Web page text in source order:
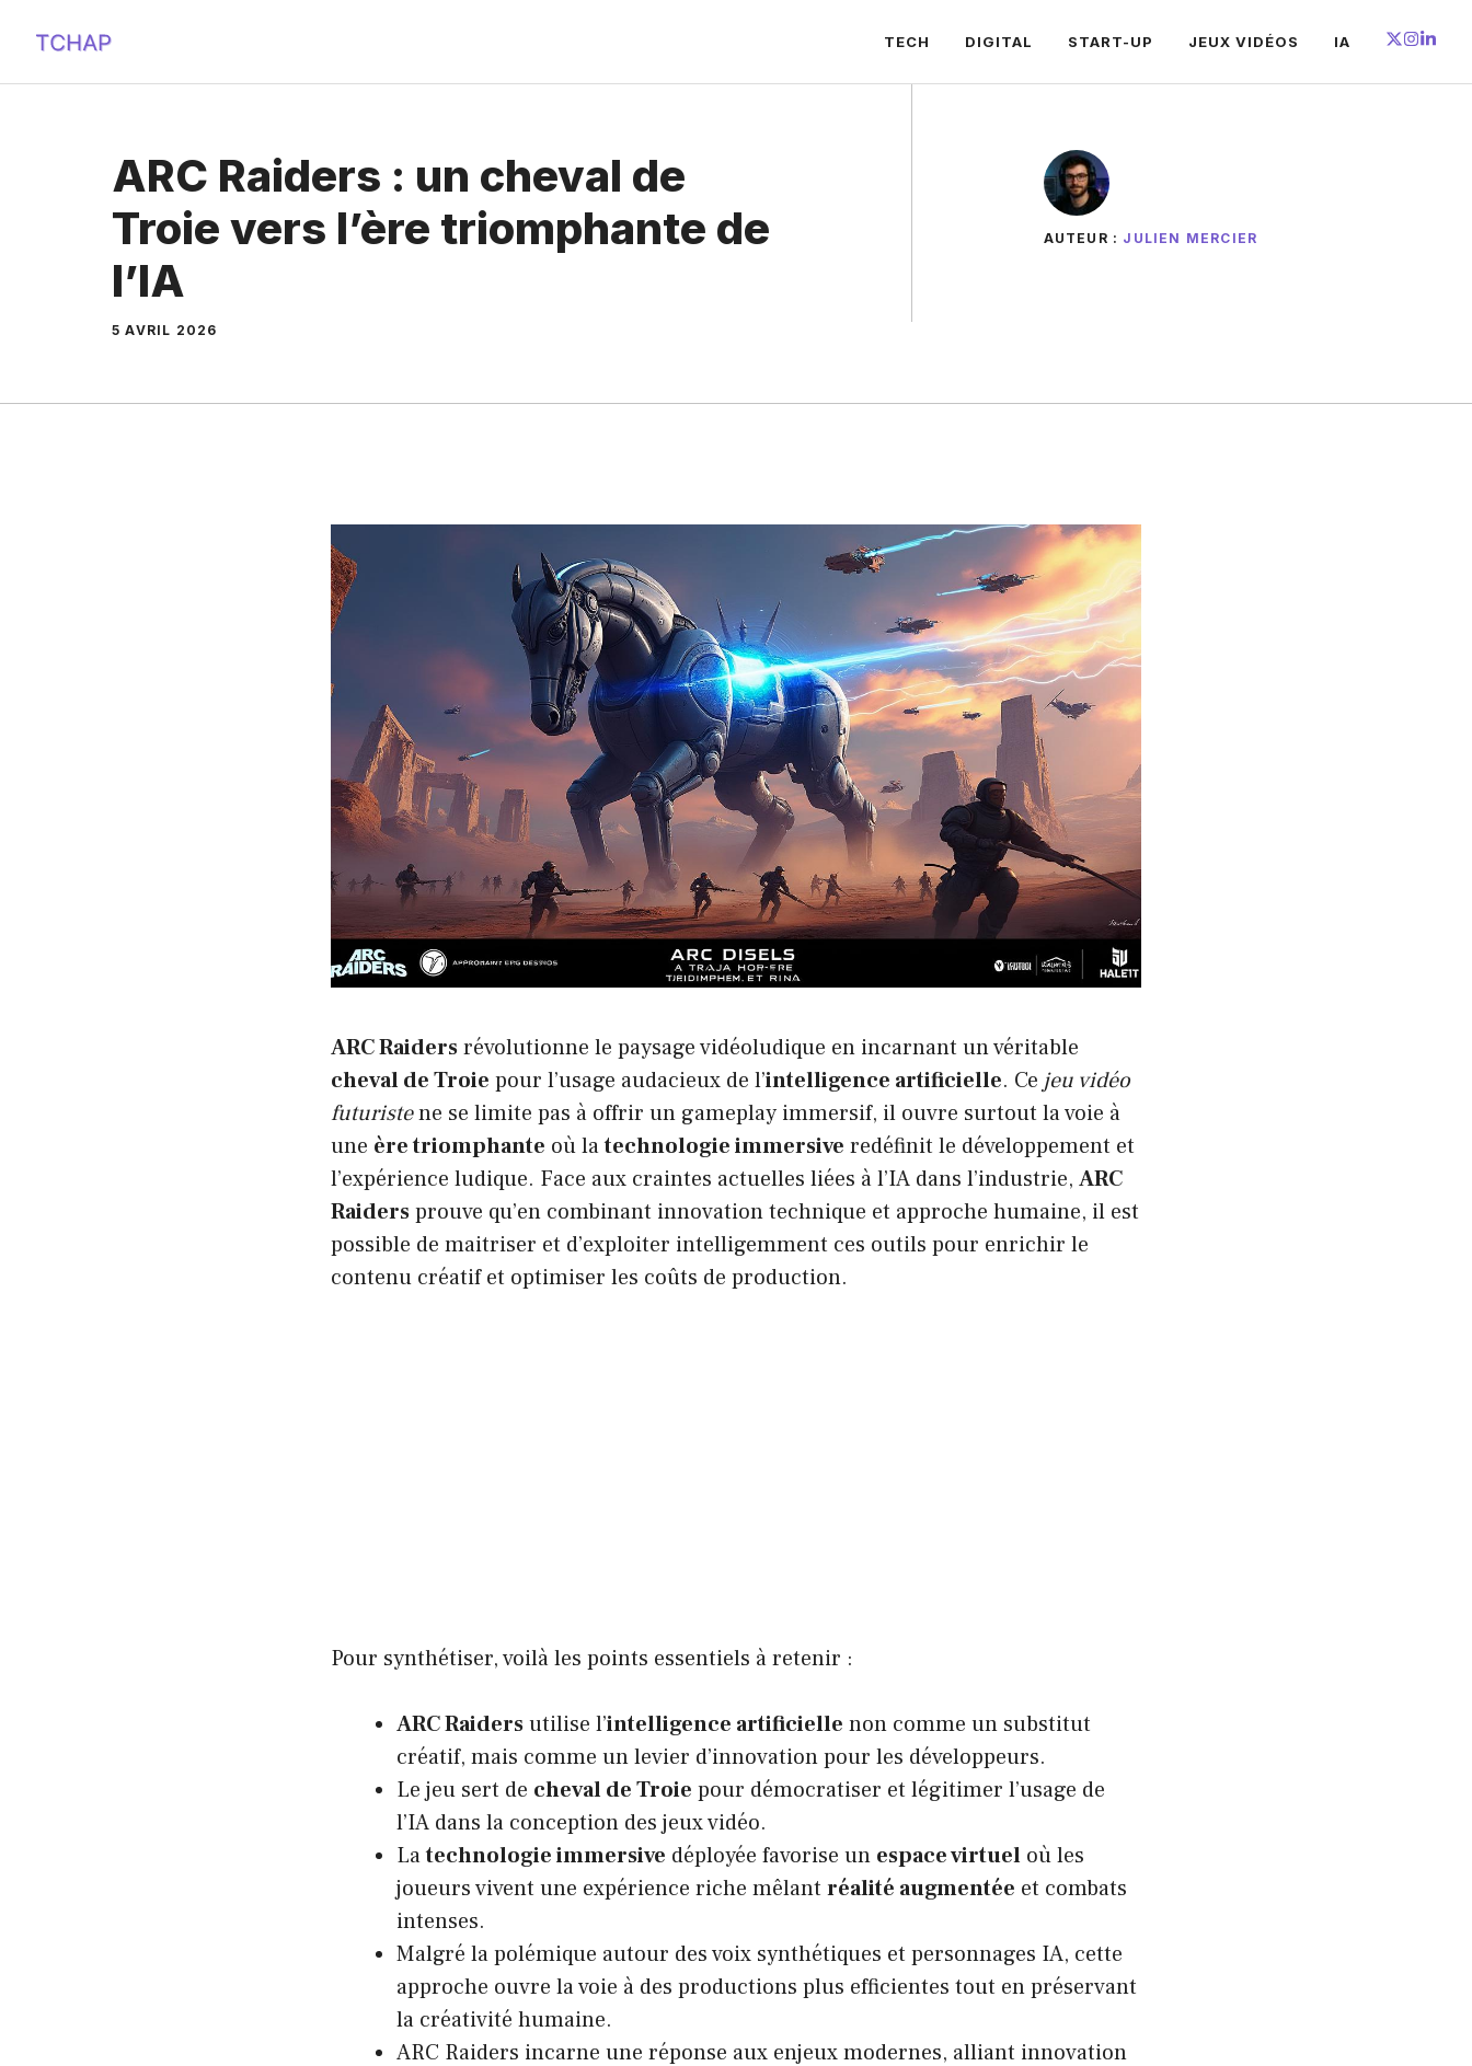
contenu
TECH DIGITAL START-UP JEUX VIDÉOS IA
ARC Raiders : un cheval de
Troie vers l’ère triomphante de
l’IA
5 AVRIL 2026
AUTEUR : JULIEN MERCIER
ARC Raidersrévolutionne le paysage vidéoludique en incarnant un véritable
cheval de Troie pour l’usage audacieux de l’intelligence artificielle. Ce jeu vidéo
futuristene se limite pas à offrir un gameplay immersif, il ouvre surtout la voie à
une ère triomphante où latechnologie immersive redéfinit le développement et
l’expérience ludique. Face aux craintes actuelles liées à l’IA dans l’industrie, ARC
Raidersprouve qu’en combinant innovation technique et approche humaine, il est
possible de maitriser et d’exploiter intelligemment ces outils pour enrichir le
contenu créatif et optimiser les coûts de production.
Pour synthétiser, voilà les points essentiels à retenir :
ARC Raidersutilise l’intelligence artificielle non comme un substitut
créatif, mais comme un levier d’innovation pour les développeurs.
Le jeu sert de cheval de Troie pour démocratiser et légitimer l’usage de
l’IA dans la conception des jeux vidéo.
Latechnologie immersive déployée favorise un espace virtuel où les
joueurs vivent une expérience riche mêlant réalité augmentée et combats
intenses.
Malgré la polémique autour des voix synthétiques et personnages IA, cette
approche ouvre la voie à des productions plus efficientes tout en préservant
la créativité humaine.
ARC Raiders incarne une réponse aux enjeux modernes, alliant innovation